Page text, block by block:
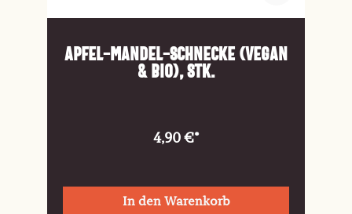
Apfel-Mandel-Schnecke (vegan
& Bio), Stk.
4,90 €*
In den Warenkorb